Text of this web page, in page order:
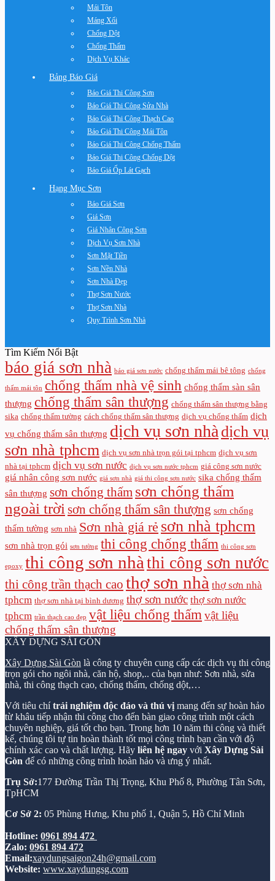
Mái Tôn
Máng Xối
Chống Dột
Chống Thấm
Dịch Vụ Khác
Bảng Báo Giá
Báo Giá Thi Công Sơn
Báo Giá Thi Công Sửa Nhà
Báo Giá Thi Công Thạch Cao
Báo Giá Thi Công Mái Tôn
Báo Giá Thi Công Chống Thấm
Báo Giá Thi Công Chống Dột
Báo Giá Ốp Lát Gạch
Hạng Mục Sơn
Báo Giá Sơn
Giá Sơn
Giá Nhân Công Sơn
Dịch Vụ Sơn Nhà
Sơn Mặt Tiền
Sơn Nền Nhà
Sơn Nhà Đẹp
Thợ Sơn Nước
Thợ Sơn Nhà
Quy Trình Sơn Nhà
Tìm Kiếm Nổi Bật
báo giá sơn nhà báo giá sơn nước chống thấm mái bê tông chống
thấm mái tôn chống thấm nhà vệ sinh chống thấm sàn sân
thượng chống thấm sân thượng chống thấm sân thượng bằng
sika chống thấm tường cách chống thấm sân thượng dịch vụ chống thấm dịch
vụ chống thấm sân thượng dịch vụ sơn nhà dịch vụ
sơn nhà tphcm dịch vụ sơn nhà trọn gói tại tphcm dịch vụ sơn
nhà tại tphcm dịch vụ sơn nước dịch vụ sơn nước tphcm giá công sơn nước
giá nhân công sơn nước giá sơn nhà giá thi công sơn nước sika chống thấm
sân thượng sơn chống thấm sơn chống thấm
ngoài trời sơn chống thấm sân thượng sơn chống
thấm tường sơn nhà Sơn nhà giá rẻ sơn nhà tphcm
sơn nhà trọn gói sơn tường thi công chống thấm thi công sơn
epoxy thi công sơn nhà thi công sơn nước
thi công trần thạch cao thợ sơn nhà thợ sơn nhà
tphcm thợ sơn nhà tại bình dương thợ sơn nước thợ sơn nước
tphcm trần thạch cao đẹp vật liệu chống thấm vật liệu
chống thấm sân thượng
XÂY DỰNG SÀI GÒN
Xây Dựng Sài Gòn là công ty chuyên cung cấp các dịch vụ thi công
trọn gói cho ngôi nhà, căn hộ, shop,.. của bạn như: Sơn nhà, sửa
nhà, thi công thạch cao, chống thấm, chống dột,…
Với tiêu chítrải nghiệm độc đáo và thú vị mang đến sự hoàn hảo
từ khâu tiếp nhận thi công cho đến bàn giao công trình một cách
chuyên nghiệp, giá tốt cho bạn. Trong hơn 10 năm thi công và thiết
kế, chúng tôi tự tin hoàn thành tốt mọi công trình bạn cần với độ
chính xác cao và chất lượng. Hãy liên hệ ngay với Xây Dựng Sài
Gòn để có những công trình hoàn hảo và ưng ý nhất.
Trụ Sở:177 Đường Trần Thị Trọng, Khu Phố 8, Phường Tân Sơn,
TpHCM
Cơ Sở 2: 05 Phùng Hưng, Khu phố 1, Quận 5, Hồ Chí Minh
Hotline: 0961 894 472
Zalo: 0961 894 472
Email:xaydungsaigon24h@gmail.com
Website: www.xaydungsg.com